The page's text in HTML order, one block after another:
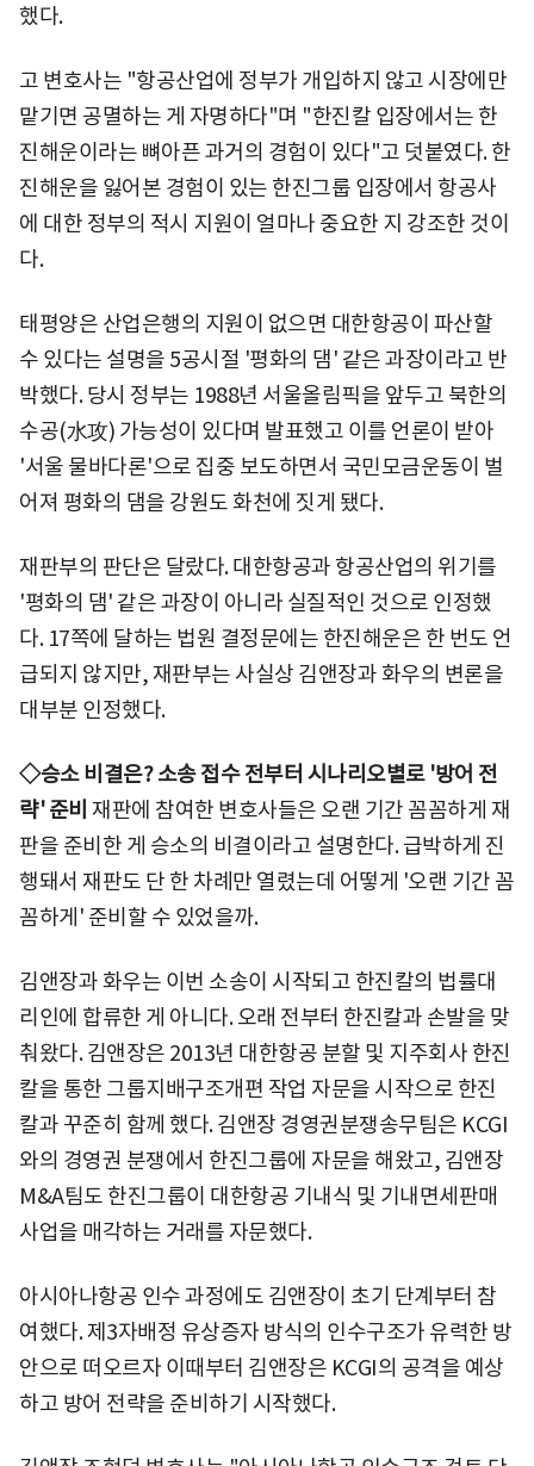
했다.
고 변호사는 "항공산업에 정부가 개입하지 않고 시장에만
맡기면 공멸하는 게 자명하다"며 "한진칼 입장에서는 한
진해운이라는 뼈아픈 과거의 경험이 있다"고 덧붙였다. 한
진해운을 잃어본 경험이 있는 한진그룹 입장에서 항공사
에 대한 정부의 적시 지원이 얼마나 중요한 지 강조한 것이
다.
태평양은 산업은행의 지원이 없으면 대한항공이 파산할
수 있다는 설명을 5공시절 '평화의 댐' 같은 과장이라고 반
박했다. 당시 정부는 1988년 서울올림픽을 앞두고 북한의
수공(水攻) 가능성이 있다며 발표했고 이를 언론이 받아
'서울 물바다론'으로 집중 보도하면서 국민모금운동이 벌
어져 평화의 댐을 강원도 화천에 짓게 됐다.
재판부의 판단은 달랐다. 대한항공과 항공산업의 위기를
'평화의 댐' 같은 과장이 아니라 실질적인 것으로 인정했
다. 17쪽에 달하는 법원 결정문에는 한진해운은 한 번도 언
급되지 않지만, 재판부는 사실상 김앤장과 화우의 변론을
대부분 인정했다.
◇승소 비결은? 소송 접수 전부터 시나리오별로 '방어 전
략' 준비 재판에 참여한 변호사들은 오랜 기간 꼼꼼하게 재
판을 준비한 게 승소의 비결이라고 설명한다. 급박하게 진
행돼서 재판도 단 한 차례만 열렸는데 어떻게 '오랜 기간 꼼
꼼하게' 준비할 수 있었을까.
김앤장과 화우는 이번 소송이 시작되고 한진칼의 법률대
리인에 합류한 게 아니다. 오래 전부터 한진칼과 손발을 맞
춰왔다. 김앤장은 2013년 대한항공 분할 및 지주회사 한진
칼을 통한 그룹지배구조개편 작업 자문을 시작으로 한진
칼과 꾸준히 함께 했다. 김앤장 경영권분쟁송무팀은 KCGI
와의 경영권 분쟁에서 한진그룹에 자문을 해왔고, 김앤장
M&A팀도 한진그룹이 대한항공 기내식 및 기내면세판매
사업을 매각하는 거래를 자문했다.
아시아나항공 인수 과정에도 김앤장이 초기 단계부터 참
여했다. 제3자배정 유상증자 방식의 인수구조가 유력한 방
안으로 떠오르자 이때부터 김앤장은 KCGI의 공격을 예상
하고 방어 전략을 준비하기 시작했다.